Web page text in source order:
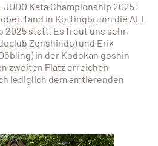
Kata Championship 2025!
fand in Kottingbrunn die ALL
2025 statt. Es freut uns sehr,
Zenshindo) und Erik
in der Kodokan goshin
zweiten Platz erreichen
lediglich dem amtierenden